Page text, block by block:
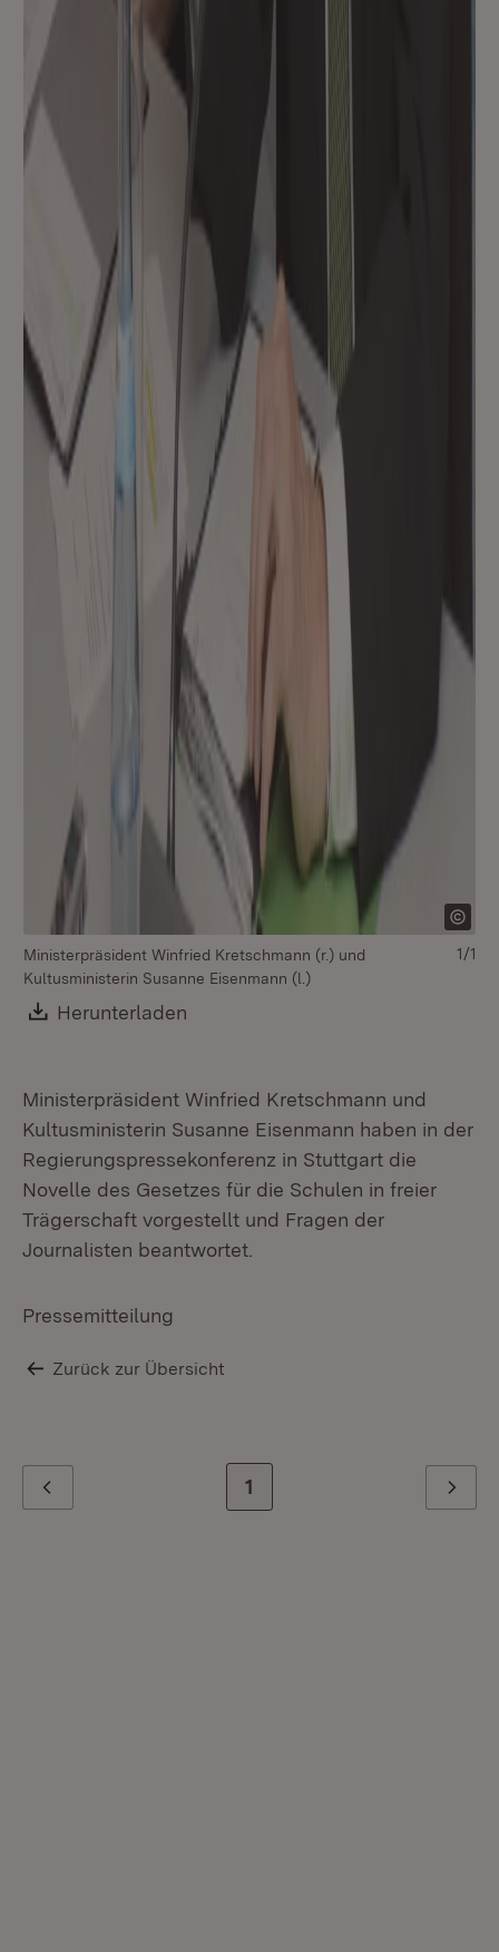
Ministerpräsident Winfried Kretschmann (r.) und
Kultusministerin Susanne Eisenmann (l.)
Download:
Herunterladen
1/1
Ministerpräsident Winfried Kretschmann und
Kultusministerin Susanne Eisenmann haben in der
Regierungspressekonferenz in Stuttgart die
Novelle des Gesetzes für die Schulen in freier
Trägerschaft vorgestellt und Fragen der
Journalisten beantwortet.
Pressemitteilung
Zurück zur Übersicht
Zur letzten Seite
1 Weiter